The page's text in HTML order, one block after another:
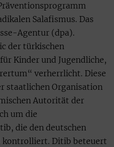
Salafismus. Das
Agentur (dpa).
der türkischen
Kinder und Jugendliche,
verherrlicht. Diese
staatlichen Organisation
Autorität der
um die
die den deutschen
kontrolliert. Ditib beteuert